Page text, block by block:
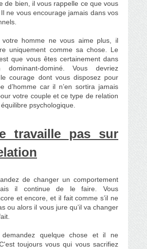
de bien, il vous rappelle ce que vous
ne vous encourage jamais dans vos
homme ne vous aime plus, il
uniquement comme sa chose. Le
que vous êtes certainement dans
dominant-dominé. Vous devriez
courage dont vous disposez pour
d’homme car il n’en sortira jamais
votre couple et ce type de relation
psychologique.
travaille pas sur
de changer un comportement
il continue de le faire. Vous
et encore, et il fait comme s’il ne
ou alors il vous jure qu’il va changer
quelque chose et il ne
toujours vous qui vous sacrifiez